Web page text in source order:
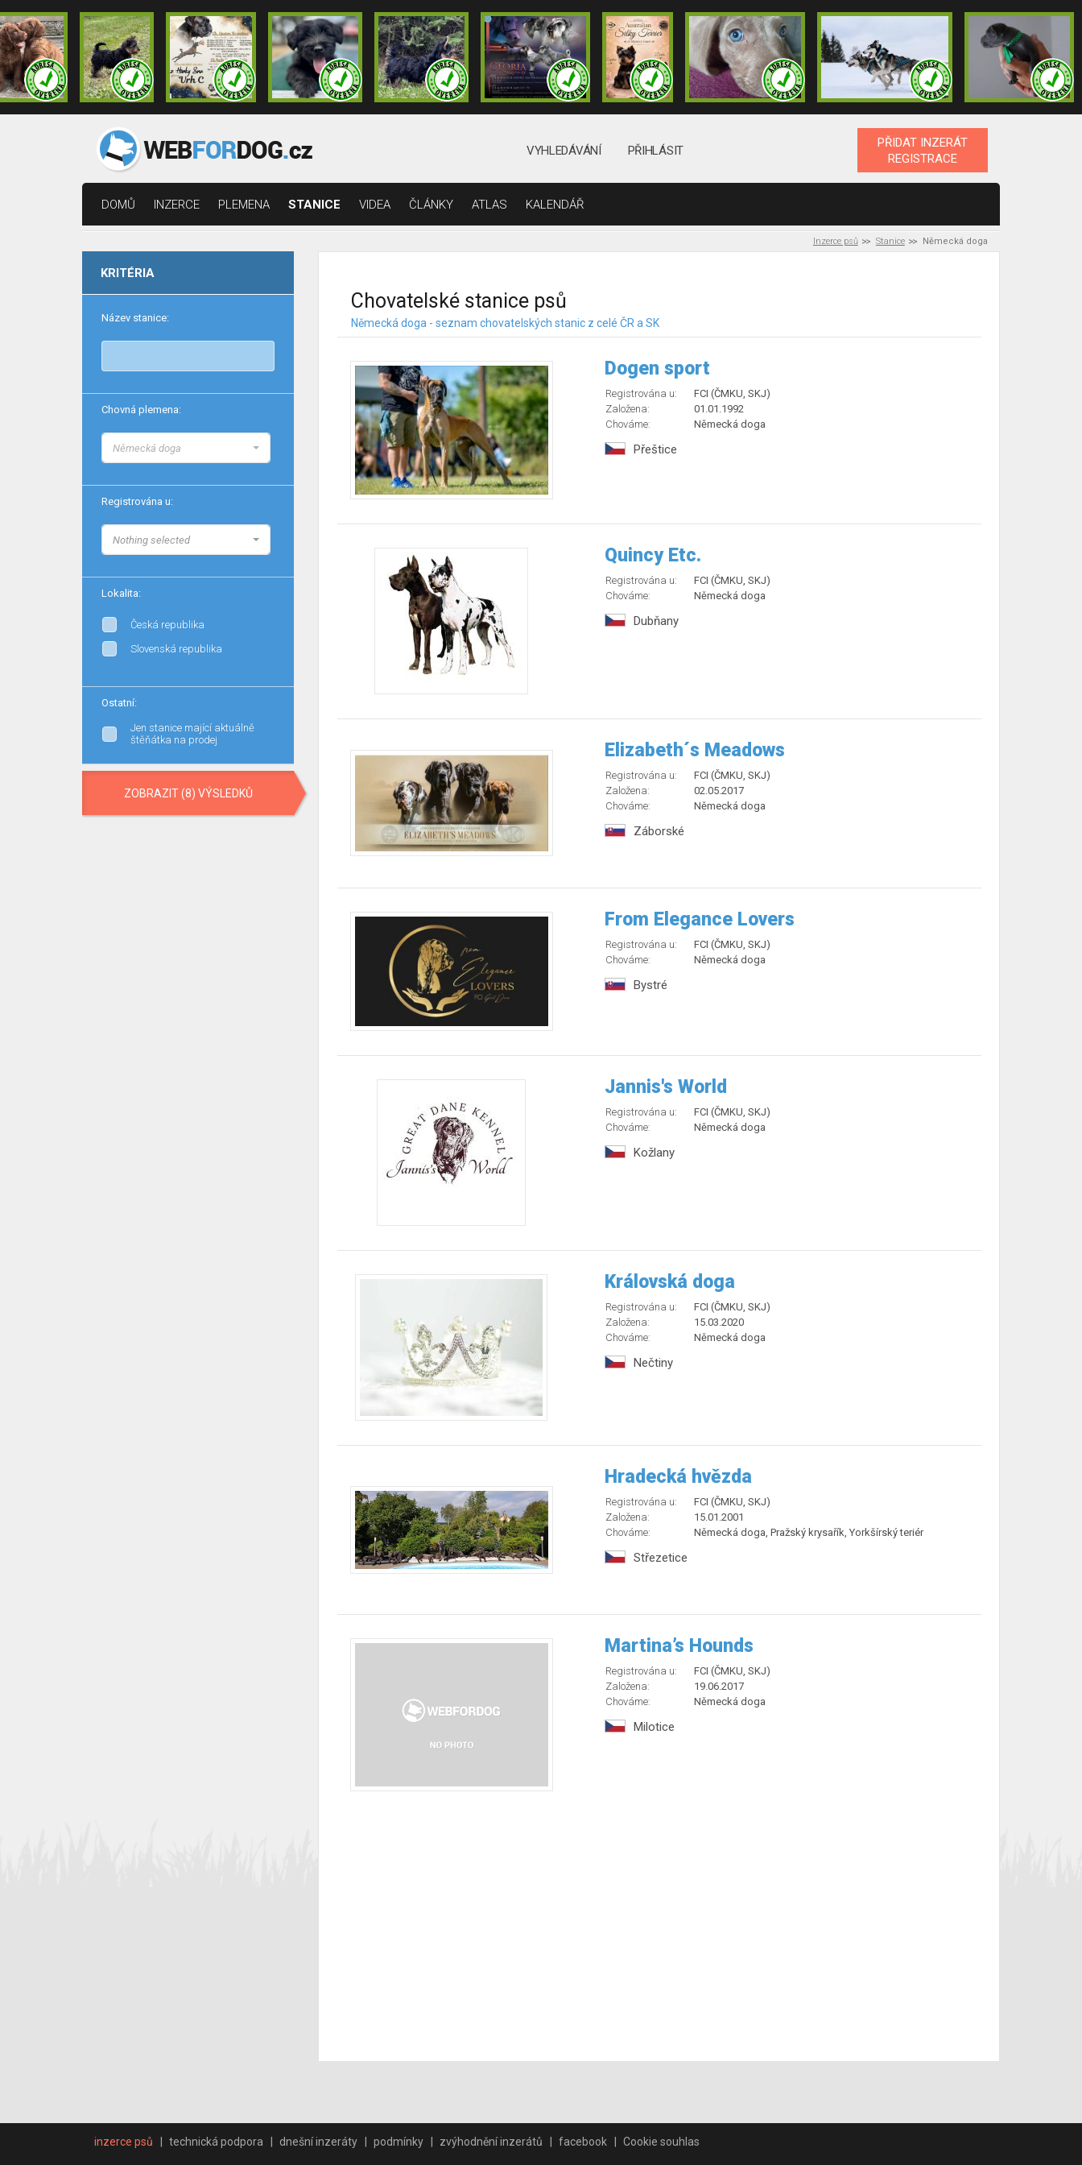
VYHLEDÁVÁNÍ PŘIHLÁSIT
PŘIDAT INZERÁT
REGISTRACE
DOMŮ INZERCE PLEMENA STANICE VIDEA ČLÁNKY ATLAS KALENDÁŘ
Inzerce psů Stanice Německá doga
KRITÉRIA
Název stanice:
Chovná plemena:
Německá doga
Registrována u:
Nothing selected
Lokalita:
Česká republika
Slovenská republika
Ostatní:
Jen stanice mající aktuálně
štěňátka na prodej
ZOBRAZIT (8) VÝSLEDKŮ
Chovatelské stanice psů
Německá doga - seznam chovatelských stanic z celé ČR a SK
Dogen sport
Registrována u:
FCI (ČMKU, SKJ)
Založena:
01.01.1992
Chováme:
Německá doga
Přeštice
Quincy Etc.
Registrována u:
FCI (ČMKU, SKJ)
Chováme:
Německá doga
Dubňany
Elizabeth´s Meadows
Registrována u:
FCI (ČMKU, SKJ)
Založena:
02.05.2017
Chováme:
Německá doga
Záborské
From Elegance Lovers
Registrována u:
FCI (ČMKU, SKJ)
Chováme:
Německá doga
Bystré
Jannis's World
Registrována u:
FCI (ČMKU, SKJ)
Chováme:
Německá doga
Kožlany
Královská doga
Registrována u:
FCI (ČMKU, SKJ)
Založena:
15.03.2020
Chováme:
Německá doga
Nečtiny
Hradecká hvězda
Registrována u:
FCI (ČMKU, SKJ)
Založena:
15.01.2001
Chováme:
Německá doga, Pražský krysařík, Yorkšírský teriér
Střezetice
Martina’s Hounds
Registrována u:
FCI (ČMKU, SKJ)
Založena:
19.06.2017
Chováme:
Německá doga
Milotice
inzerce psů technická podpora dnešní inzeráty podmínky zvýhodnění inzerátů facebook Cookie souhlas